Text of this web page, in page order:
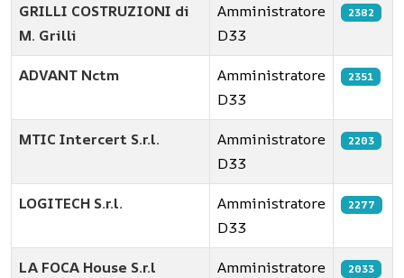
GRILLI COSTRUZIONI di
M. Grilli
Amministratore
D33
2382
ADVANT Nctm
Amministratore
D33
2351
MTIC Intercert S.r.l.
Amministratore
D33
2203
LOGITECH S.r.l.
Amministratore
D33
2277
LA FOCA House S.r.l
Amministratore
2033